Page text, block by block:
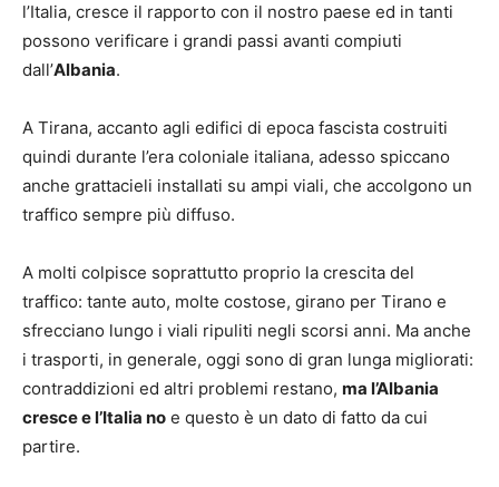
l’Italia, cresce il rapporto con il nostro paese ed in tanti
possono verificare i grandi passi avanti compiuti
dall’Albania.
A Tirana, accanto agli edifici di epoca fascista costruiti
quindi durante l’era coloniale italiana, adesso spiccano
anche grattacieli installati su ampi viali, che accolgono un
traffico sempre più diffuso.
A molti colpisce soprattutto proprio la crescita del
traffico: tante auto, molte costose, girano per Tirano e
sfrecciano lungo i viali ripuliti negli scorsi anni. Ma anche
i trasporti, in generale, oggi sono di gran lunga migliorati:
contraddizioni ed altri problemi restano, ma l’Albania
cresce e l’Italia no e questo è un dato di fatto da cui
partire.